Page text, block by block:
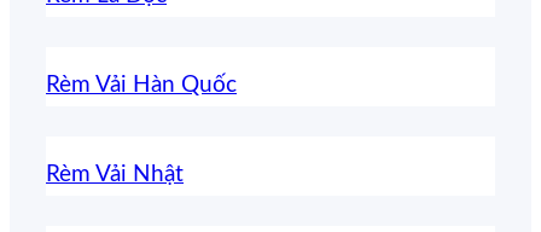
Rèm Vải Hàn Quốc
Rèm Vải Nhật